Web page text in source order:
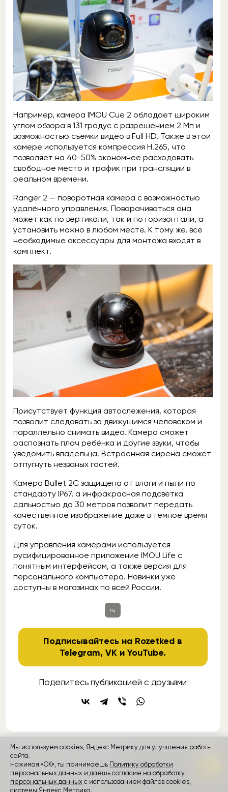
Например, камера IMOU Cue 2 обладает широким
углом обзора в 131 градус с разрешением 2 Мп и
возможностью съёмки видео в Full HD. Также в этой
камере используется компрессия H.265, что
позволяет на 40-50% экономнее расходовать
свободное место и трафик при трансляции в
реальном времени.
Ranger 2 — поворотная камера с возможностью
удалённого управления. Поворачиваться она
может как по вертикали, так и по горизонтали, а
установить можно в любом месте. К тому же, все
необходимые аксессуары для монтажа входят в
комплект.
Присутствует функция автослежения, которая
позволит следовать за движущимся человеком и
параллельно снимать видео. Камера сможет
распознать плач ребёнка и другие звуки, чтобы
уведомить владельца. Встроенная сирена сможет
отпугнуть незваных гостей.
Камера Bullet 2C защищена от влаги и пыли по
стандарту IP67, а инфракрасная подсветка
дальностью до 30 метров позволит передать
качественное изображение даже в тёмное время
суток.
Для управления камерами используется
русифицированное приложение IMOU Life с
понятным интерфейсом, а также версия для
персонального компьютера. Новинки уже
доступны в магазинах по всей России.
ru
Подписывайтесь на Rozetked в
Telegram,VK иYouTube.
Поделитесь публикацией с друзьями
контакты
Rozetked © 2026
Пользовательское соглашение
Мы используем cookies, Яндекс Метрику для улучшения работы
сайта.
Нажимая «ОК», ты принимаешь Политику обработки
персональных данных и даешь согласие на обработку
персональных данных с использованием файлов cookies,
системы Яндекс Метрика.